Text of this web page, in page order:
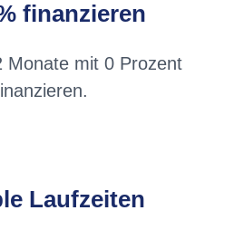
finanzieren
Monate mit 0 Prozent
Laufzeiten